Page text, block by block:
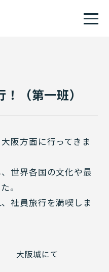
（第一班）
阪方面に行ってきま
世界各国の文化や最
。
社員旅行を満喫しま
大阪城にて